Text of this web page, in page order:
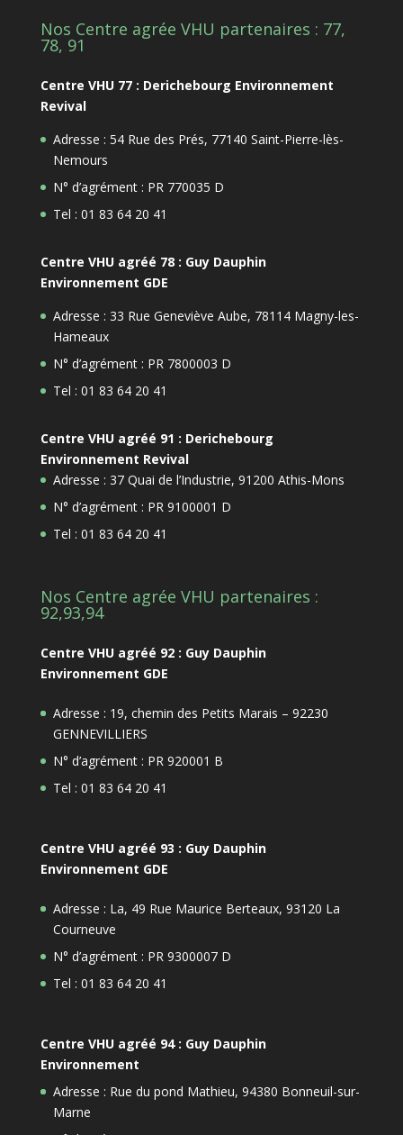
Nos Centre agrée VHU partenaires : 77,
78, 91
Centre VHU 77 : Derichebourg Environnement
Revival
Adresse : 54 Rue des Prés, 77140 Saint-Pierre-lès-
Nemours
N° d’agrément : PR 770035 D
Tel : 01 83 64 20 41
Centre VHU agréé 78 : Guy Dauphin
Environnement GDE
Adresse : 33 Rue Geneviève Aube, 78114 Magny-les-
Hameaux
N° d’agrément : PR 7800003 D
Tel : 01 83 64 20 41
Centre VHU agréé 91 : Derichebourg
Environnement Revival
Adresse : 37 Quai de l’Industrie, 91200 Athis-Mons
N° d’agrément : PR 9100001 D
Tel : 01 83 64 20 41
Nos Centre agrée VHU partenaires :
92,93,94
Centre VHU agréé 92 : Guy Dauphin
Environnement GDE
Adresse : 19, chemin des Petits Marais – 92230
GENNEVILLIERS
N° d’agrément : PR 920001 B
Tel : 01 83 64 20 41
Centre VHU agréé 93 : Guy Dauphin
Environnement GDE
Adresse : La, 49 Rue Maurice Berteaux, 93120 La
Courneuve
N° d’agrément : PR 9300007 D
Tel : 01 83 64 20 41
Centre VHU agréé 94 : Guy Dauphin
Environnement
Adresse : Rue du pond Mathieu, 94380 Bonneuil-sur-
Marne